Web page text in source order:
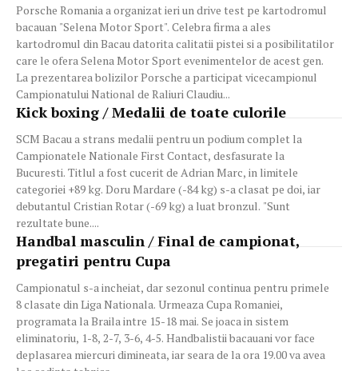
Porsche Romania a organizat ieri un drive test pe kartodromul
bacauan "Selena Motor Sport". Celebra firma a ales
kartodromul din Bacau datorita calitatii pistei si a posibilitatilor
care le ofera Selena Motor Sport evenimentelor de acest gen.
La prezentarea bolizilor Porsche a participat vicecampionul
Campionatului National de Raliuri Claudiu...
Kick boxing / Medalii de toate culorile
SCM Bacau a strans medalii pentru un podium complet la
Campionatele Nationale First Contact, desfasurate la
Bucuresti. Titlul a fost cucerit de Adrian Marc, in limitele
categoriei +89 kg. Doru Mardare (-84 kg) s-a clasat pe doi, iar
debutantul Cristian Rotar (-69 kg) a luat bronzul. "Sunt
rezultate bune....
Handbal masculin / Final de campionat,
pregatiri pentru Cupa
Campionatul s-a incheiat, dar sezonul continua pentru primele
8 clasate din Liga Nationala. Urmeaza Cupa Romaniei,
programata la Braila intre 15-18 mai. Se joaca in sistem
eliminatoriu, 1-8, 2-7, 3-6, 4-5. Handbalistii bacauani vor face
deplasarea miercuri dimineata, iar seara de la ora 19.00 va avea